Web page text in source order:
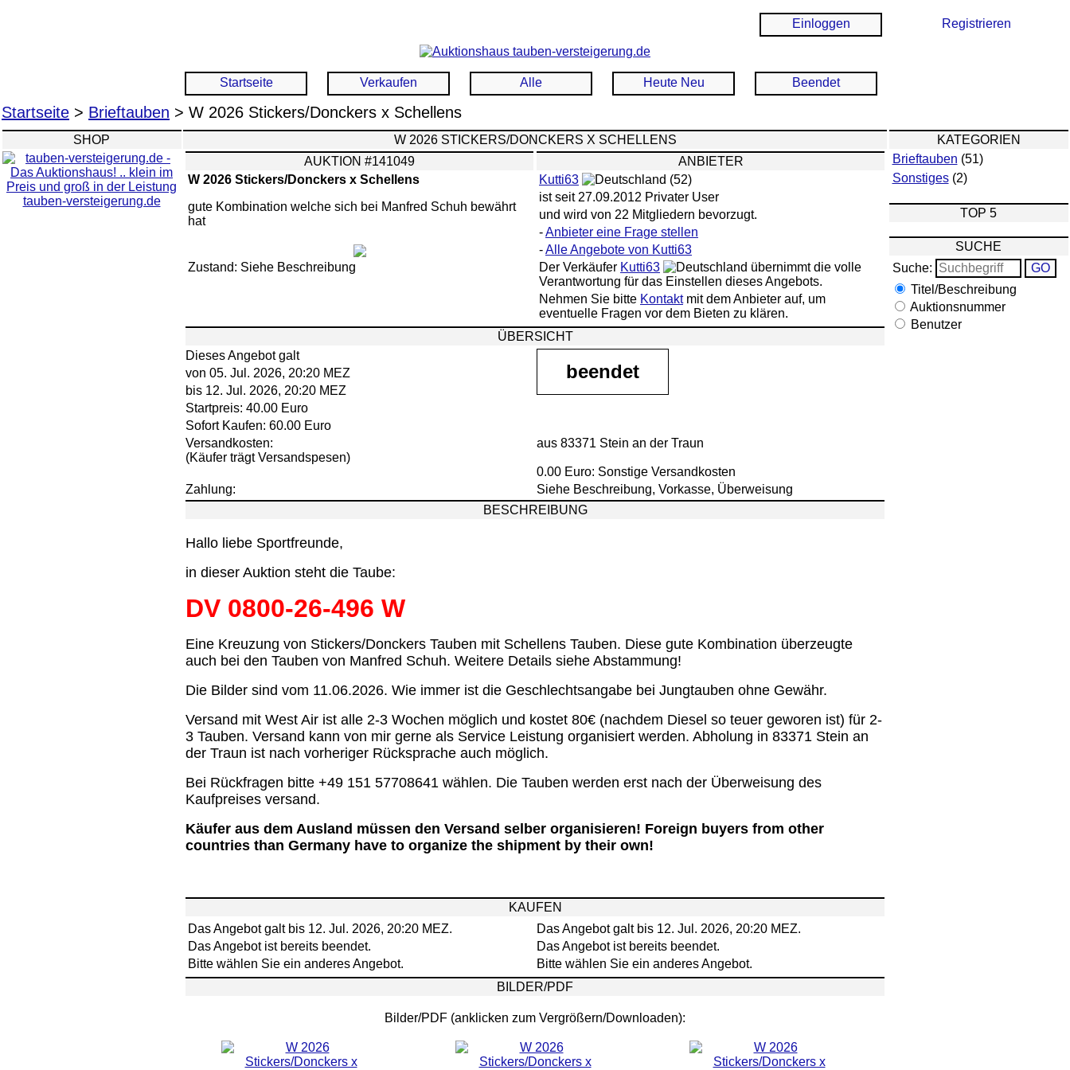
Einloggen Registrieren
Startseite Verkaufen Alle Heute Neu Beendet
Startseite > Brieftauben > W 2026 Stickers/Donckers x Schellens
SHOP
tauben-versteigerung.de
W 2026 STICKERS/DONCKERS X SCHELLENS
AUKTION #141049
W 2026 Stickers/Donckers x Schellens
gute Kombination welche sich bei Manfred Schuh bewährt
hat
Zustand: Siehe Beschreibung
ANBIETER
Kutti63
(52)
ist seit 27.09.2012 Privater User
und wird von 22 Mitgliedern bevorzugt.
-Anbieter eine Frage stellen
-Alle Angebote von Kutti63
Der Verkäufer Kutti63
übernimmt die volle
Verantwortung für das Einstellen dieses Angebots.
Nehmen Sie bitte Kontaktmit dem Anbieter auf, um
eventuelle Fragen vor dem Bieten zu klären.
ÜBERSICHT
Dieses Angebot galt
beendet
von 05. Jul. 2026, 20:20 MEZ
bis 12. Jul. 2026, 20:20 MEZ
Startpreis: 40.00 Euro
Sofort Kaufen: 60.00 Euro
Versandkosten:
(Käufer trägt Versandspesen)
aus 83371 Stein an der Traun
0.00 Euro: Sonstige Versandkosten
Zahlung:
Siehe Beschreibung, Vorkasse, Überweisung
BESCHREIBUNG
Hallo liebe Sportfreunde,
in dieser Auktion steht die Taube:
DV 0800-26-496 W
Eine Kreuzung von Stickers/Donckers Tauben mit Schellens Tauben. Diese gute Kombination überzeugte
auch bei den Tauben von Manfred Schuh. Weitere Details siehe Abstammung!
Die Bilder sind vom 11.06.2026. Wie immer ist die Geschlechtsangabe bei Jungtauben ohne Gewähr.
Versand mit West Air ist alle 2-3 Wochen möglich und kostet 80€ (nachdem Diesel so teuer geworen ist) für 2-
3 Tauben. Versand kann von mir gerne als Service Leistung organisiert werden. Abholung in 83371 Stein an
der Traun ist nach vorheriger Rücksprache auch möglich.
Bei Rückfragen bitte +49 151 57708641 wählen. Die Tauben werden erst nach der Überweisung des
Kaufpreises versand.
Käufer aus dem Ausland müssen den Versand selber organisieren! Foreign buyers from other
countries than Germany have to organize the shipment by their own!
KAUFEN
Das Angebot galt bis 12. Jul. 2026, 20:20 MEZ.
Das Angebot galt bis 12. Jul. 2026, 20:20 MEZ.
Das Angebot ist bereits beendet.
Das Angebot ist bereits beendet.
Bitte wählen Sie ein anderes Angebot.
Bitte wählen Sie ein anderes Angebot.
BILDER/PDF
Bilder/PDF (anklicken zum Vergrößern/Downloaden):
KATEGORIEN
Brieftauben (51)
Sonstiges (2)
TOP 5
SUCHE
Suche:
Titel/Beschreibung
Auktionsnummer
Benutzer